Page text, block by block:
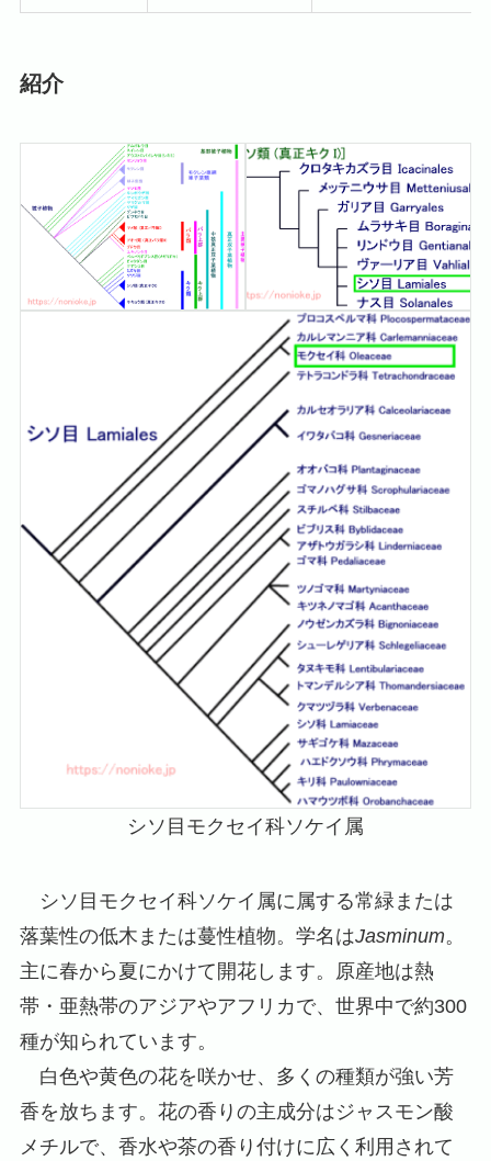
紹介
シソ目モクセイ科ソケイ属
シソ目モクセイ科ソケイ属に属する常緑または
落葉性の低木または蔓性植物。学名はJasminum。
主に春から夏にかけて開花します。原産地は熱
帯・亜熱帯のアジアやアフリカで、世界中で約300
種が知られています。
白色や黄色の花を咲かせ、多くの種類が強い芳
香を放ちます。花の香りの主成分はジャスモン酸
メチルで、香水や茶の香り付けに広く利用されて